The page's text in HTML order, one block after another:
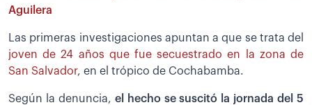
Aguilera
Las primeras investigaciones apuntan a que se trata del
joven de 24 años que fue secuestrado en la zona de
San Salvador, en el trópico de Cochabamba.
Según la denuncia, el hecho se suscitó la jornada del 5